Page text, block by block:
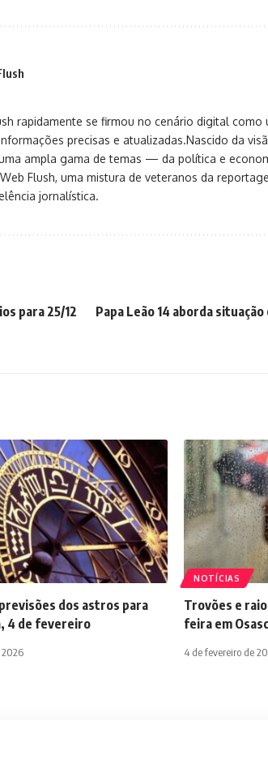
rapidamente se firmou no cenário digital
precisas e atualizadas.Nascido da
ampla gama de temas — da política e
Flush, uma mistura de veteranos da
jornalística.
para 25/12 Papa Leão 14 aborda
dos astros para
4 de fevereiro
2026
NOTÍCIAS
Trovões e
feira em
4 de fevereiro de